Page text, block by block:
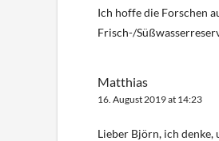
Ich hoffe die Forschen
Frisch-/
Matthias
16. August 2019 at 14:23
Lieber Björn, ich denke,